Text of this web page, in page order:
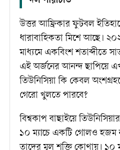
উত্তর আফ্রিকার ফুটবল
ধারাবাহিকতা মিশে আছে।
মাধ্যমে একবিংশ শতাব্দীতে
এই অর্জনের আনন্দ ছাপিয়ে
তিউনিসিয়া কি কেবল
গেরো খুলতে পারবে?
বিশ্বকাপ বাছাইয়ে
১০ ম্যাচে একটি গোলও হজম
তাদের মূল শক্তি কোথায়। ১০